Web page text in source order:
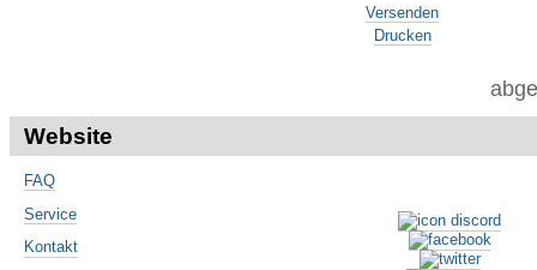
Versenden
Drucken
Website
FAQ
Service
Kontakt